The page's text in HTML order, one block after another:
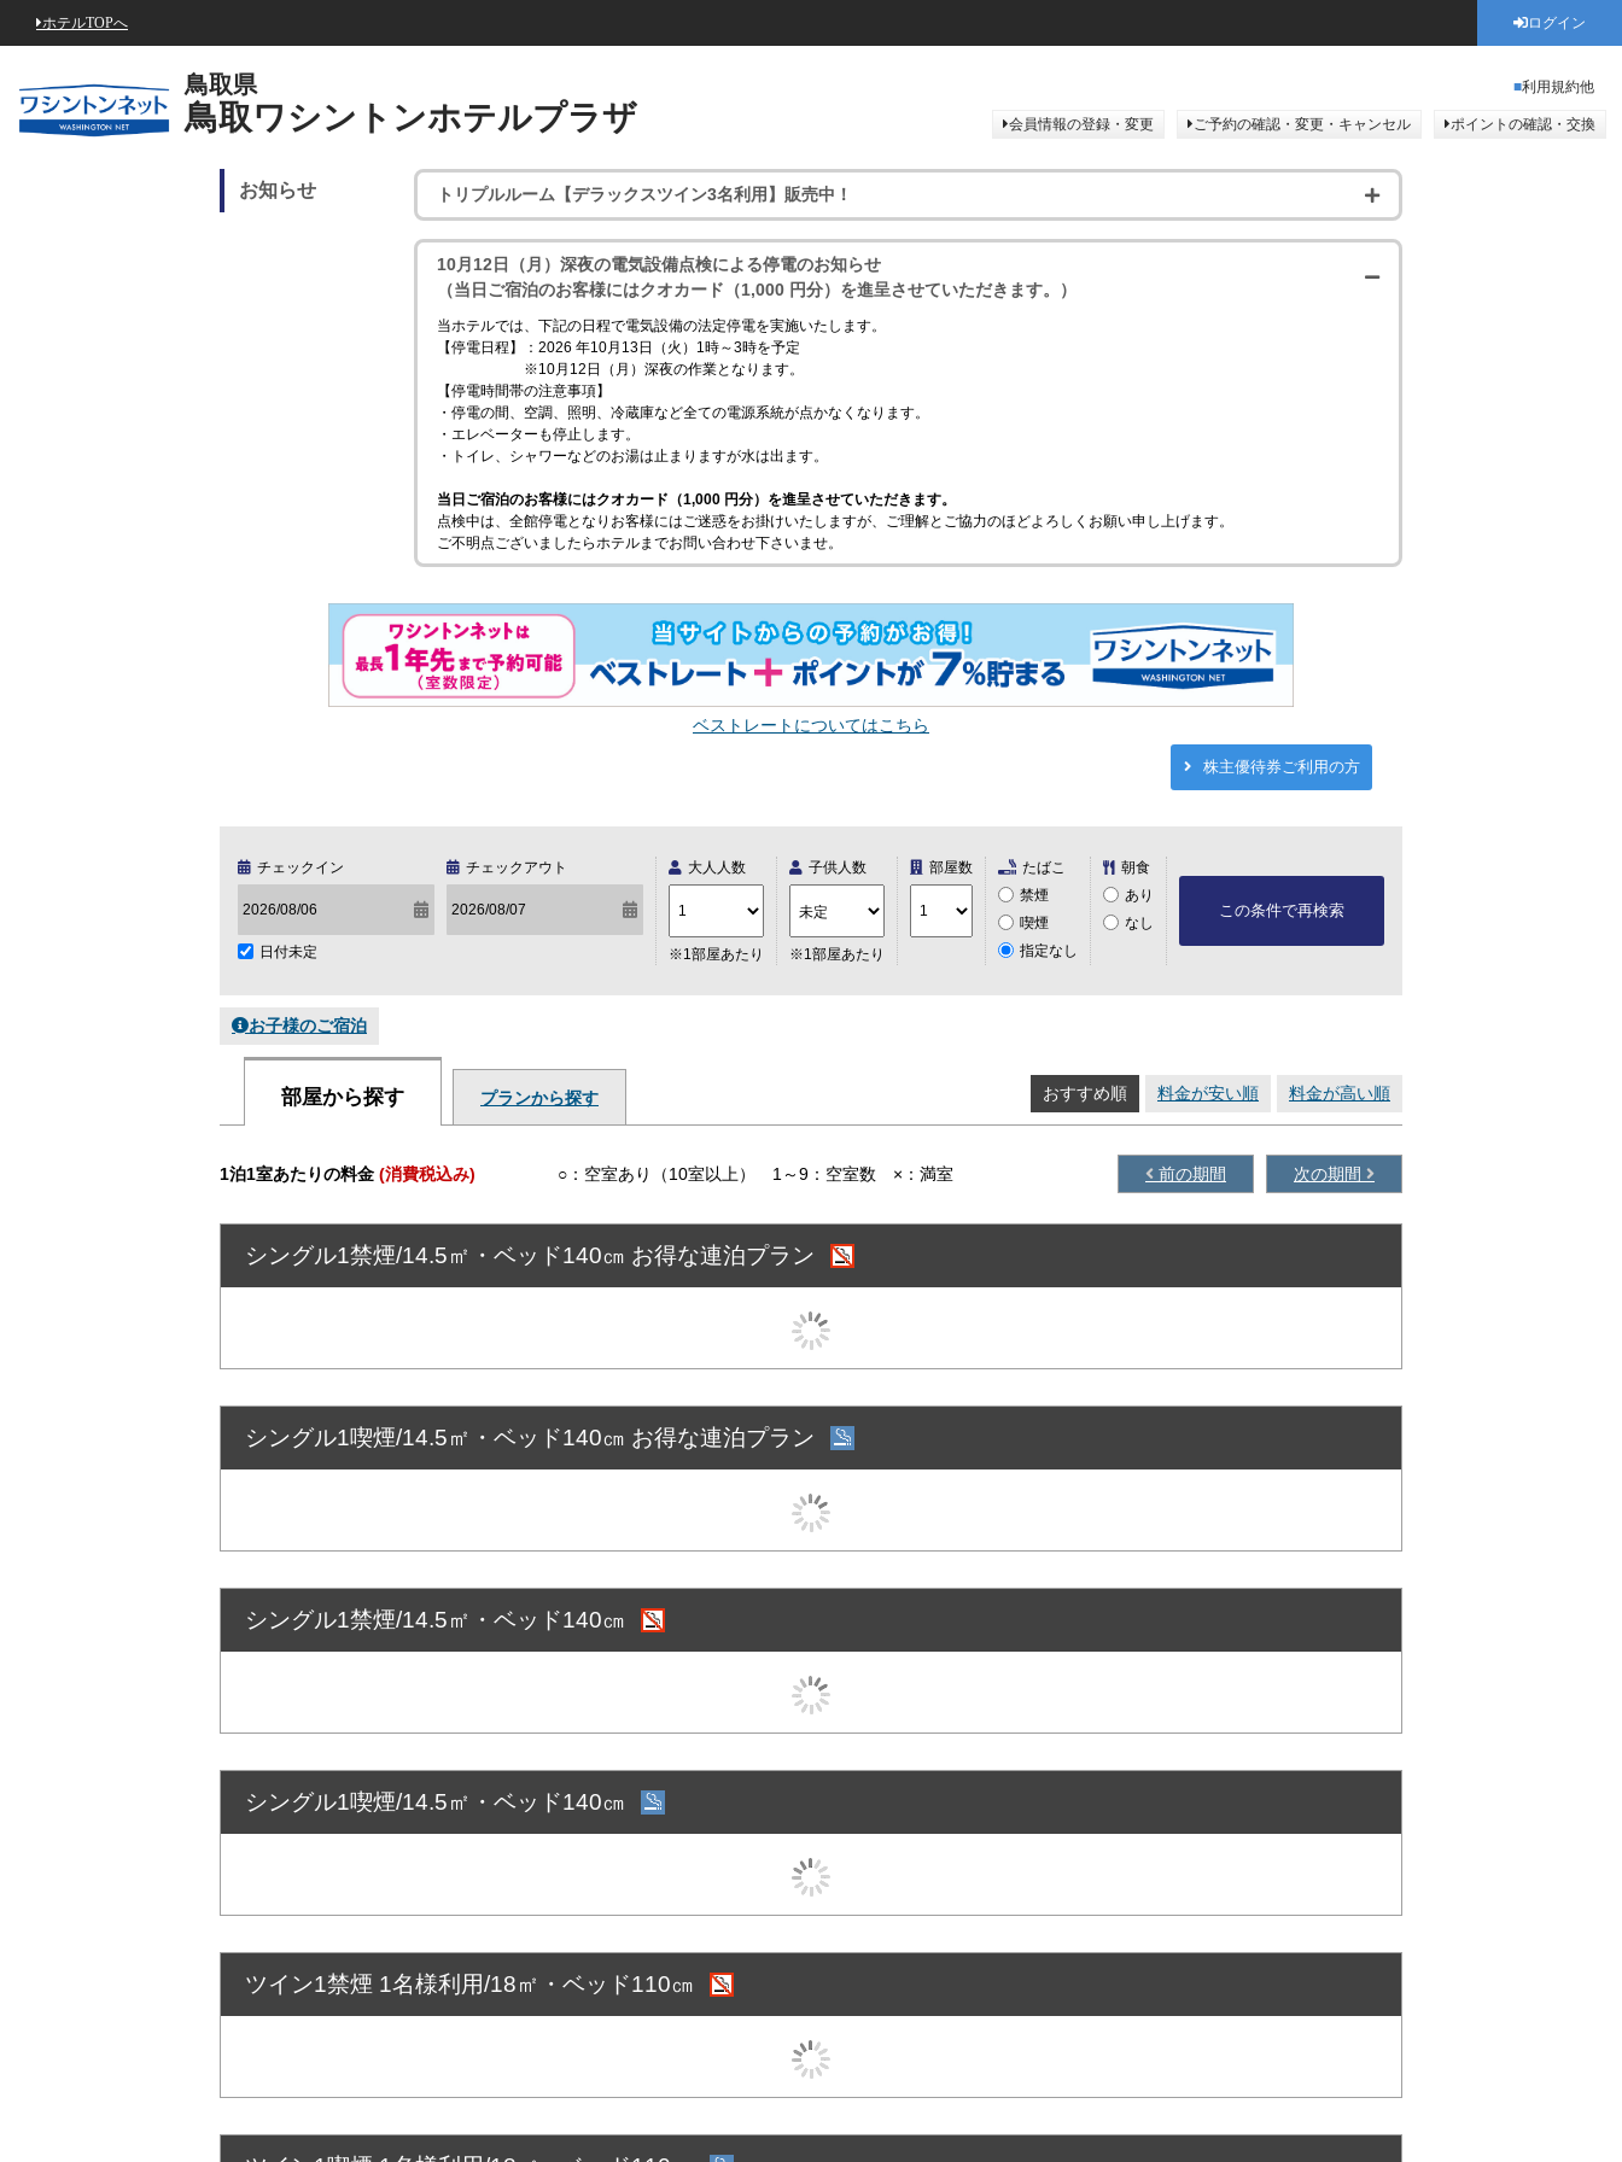
ホテルTOPへ ログイン
鳥取県
鳥取ワシントンホテルプラザ
利用規約他
会員情報の登録・変更 ご予約の確認・変更・キャンセル ポイントの確認・交換
お知らせ トリプルルーム【デラックスツイン3名利用】販売中！
10月12日（月）深夜の電気設備点検による停電のお知らせ
（当日ご宿泊のお客様にはクオカード（1,000 円分）を進呈させていただきます。）
当ホテルでは、下記の日程で電気設備の法定停電を実施いたします。
【停電日程】：2026 年10月13日（火）1時～3時を予定
※10月12日（月）深夜の作業となります。
【停電時間帯の注意事項】
・停電の間、空調、照明、冷蔵庫など全ての電源系統が点かなくなります。
・エレベーターも停止します。
・トイレ、シャワーなどのお湯は止まりますが水は出ます。
当日ご宿泊のお客様にはクオカード（1,000 円分）を進呈させていただきます。
点検中は、全館停電となりお客様にはご迷惑をお掛けいたしますが、ご理解とご協力のほどよろしくお願い申し上げます。
ご不明点ございましたらホテルまでお問い合わせ下さいませ。
ベストレートについてはこちら
株主優待券ご利用の方
チェックイン チェックアウト
日付未定
大人人数
※1部屋あたり
子供人数
※1部屋あたり
部屋数
たばこ
禁煙
喫煙
指定なし
朝食
あり
なし
この条件で再検索
お子様のご宿泊
部屋から探す プランから探す おすすめ順 料金が安い順 料金が高い順
1泊1室あたりの料金 (消費税込み) ○：空室あり（10室以上） 1～9：空室数 ×：満室 前の期間 次の期間
シングル1禁煙/14.5㎡・ベッド140㎝ お得な連泊プラン
シングル1喫煙/14.5㎡・ベッド140㎝ お得な連泊プラン
シングル1禁煙/14.5㎡・ベッド140㎝
シングル1喫煙/14.5㎡・ベッド140㎝
ツイン1禁煙 1名様利用/18㎡・ベッド110㎝